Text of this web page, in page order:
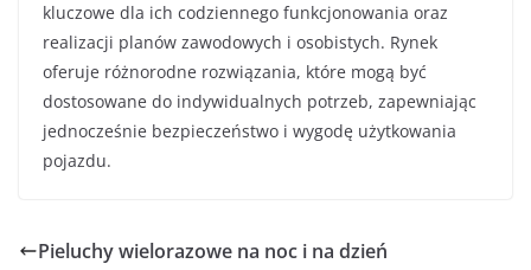
kluczowe dla ich codziennego funkcjonowania oraz
realizacji planów zawodowych i osobistych. Rynek
oferuje różnorodne rozwiązania, które mogą być
dostosowane do indywidualnych potrzeb, zapewniając
jednocześnie bezpieczeństwo i wygodę użytkowania
pojazdu.
Pieluchy wielorazowe na noc i na dzień